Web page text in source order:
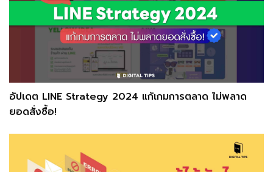
อัปเดต LINE Strategy 2024 แก้เกมการตลาด ไม่พลาด
ยอดสั่งซื้อ!